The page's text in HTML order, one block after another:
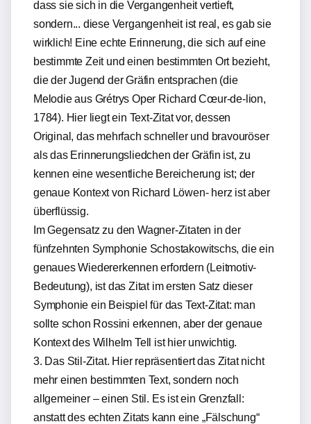
dass sie sich in die Vergangenheit vertieft,
sondern... diese Vergangenheit ist real, es gab sie
wirklich! Eine echte Erinnerung, die sich auf eine
bestimmte Zeit und einen bestimmten Ort bezieht,
die der Jugend der Gräfin entsprachen (die
Melodie aus Grétrys Oper Richard Cœur-de-lion,
1784). Hier liegt ein Text-Zitat vor, dessen
Original, das mehrfach schneller und bravouröser
als das Erinnerungsliedchen der Gräfin ist, zu
kennen eine wesentliche Bereicherung ist; der
genaue Kontext von Richard Löwen- herz ist aber
überflüssig.
Im Gegensatz zu den Wagner-Zitaten in der
fünfzehnten Symphonie Schostakowitschs, die ein
genaues Wiedererkennen erfordern (Leitmotiv-
Bedeutung), ist das Zitat im ersten Satz dieser
Symphonie ein Beispiel für das Text-Zitat: man
sollte schon Rossini erkennen, aber der genaue
Kontext des Wilhelm Tell ist hier unwichtig.
3. Das Stil-Zitat. Hier repräsentiert das Zitat nicht
mehr einen bestimmten Text, sondern noch
allgemeiner – einen Stil. Es ist ein Grenzfall:
anstatt des echten Zitats kann eine „Fälschung“